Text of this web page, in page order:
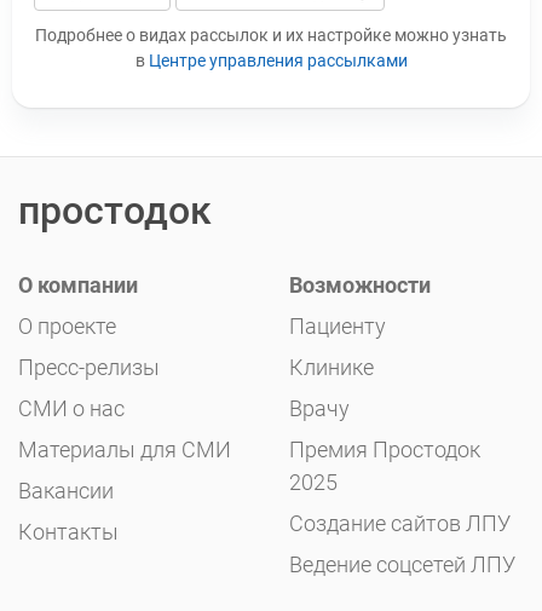
Leave this field blank
Подробнее о видах рассылок и их настройке можно узнать
в Центре управления рассылками
простодок
О компании
О проекте
Пресс-релизы
СМИ о нас
Материалы для СМИ
Вакансии
Контакты
Возможности
Пациенту
Клинике
Врачу
Премия Простодок
2025
Создание сайтов ЛПУ
Ведение соцсетей ЛПУ